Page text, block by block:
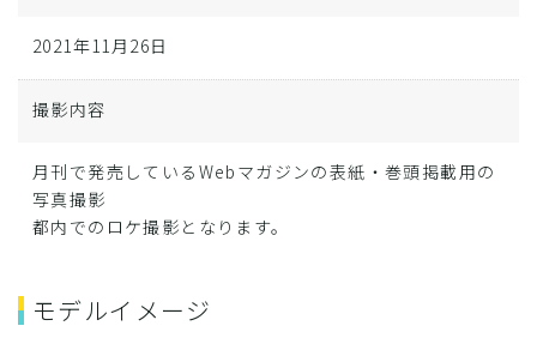
2021年11月26日
撮影内容
月刊で発売しているWebマガジンの表紙・巻頭掲載用の
写真撮影
都内でのロケ撮影となります。
モデルイメージ